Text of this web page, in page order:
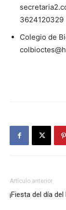
3624120329
Colegio de
Artículo anterior
¡Fiesta del día